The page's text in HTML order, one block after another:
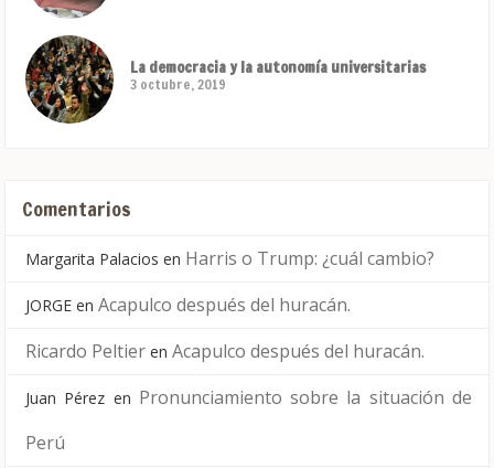
La democracia y la autonomía universitarias
3 octubre, 2019
Comentarios
Margarita Palacios en Harris o Trump: ¿cuál cambio?
JORGE en Acapulco después del huracán.
Ricardo Peltier en Acapulco después del huracán.
Juan Pérez en Pronunciamiento sobre la situación de
Perú